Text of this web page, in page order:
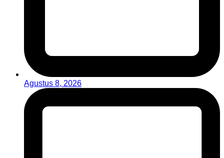
Agustus 8, 2026